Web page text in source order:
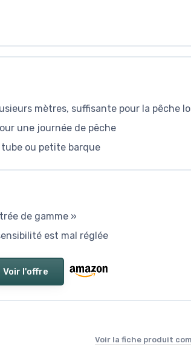
mètres, suffisante pour la pêche
une journée de pêche
ou petite barque
de gamme »
est mal réglée
Voir l'offre
Voir la fiche produit